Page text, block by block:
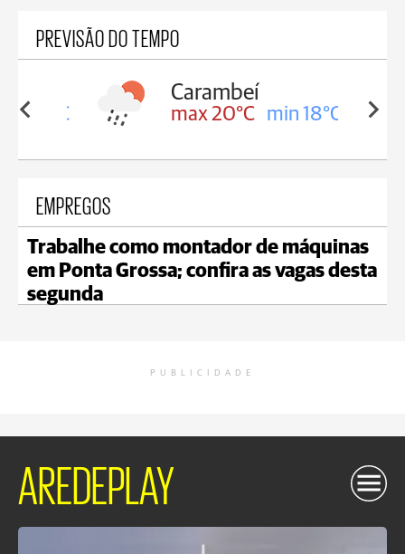
PREVISÃO DO TEMPO
18°C
Carambeí
max 20°C min 18°C
EMPREGOS
Trabalhe como montador de máquinas
em Ponta Grossa; confira as vagas desta
segunda
PUBLICIDADE
AREDEPLAY